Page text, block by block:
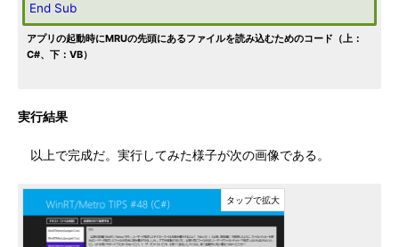
End Sub
アプリの起動時にMRUの先頭にあるファイルを読み込むためのコード（上：
C#、下：VB）
実行結果
以上で完成だ。実行してみた様子が次の画像である。